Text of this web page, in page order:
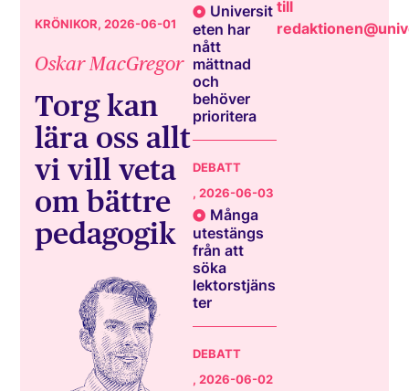
KRÖNIKOR, 2026-06-01
Oskar MacGregor
Torg kan
lära oss allt
vi vill veta
om bättre
pedagogik
Universit
eten har
nått
mättnad
och
behöver
prioritera
DEBATT
, 2026-06-03
Många
utestängs
från att
söka
lektorstjäns
ter
DEBATT
, 2026-06-02
till